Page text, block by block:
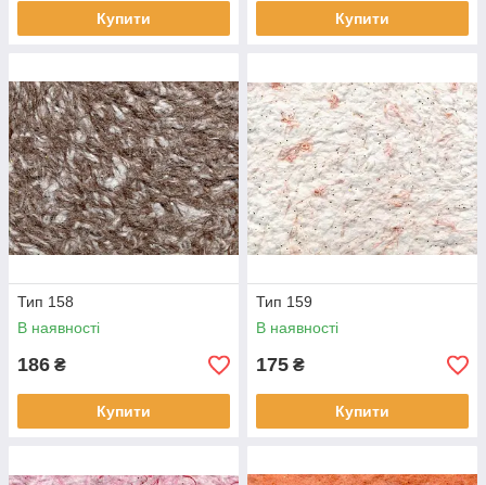
Купити Купити
Тип 158
В наявності
186 ₴
Купити
Тип 159
В наявності
175 ₴
Купити